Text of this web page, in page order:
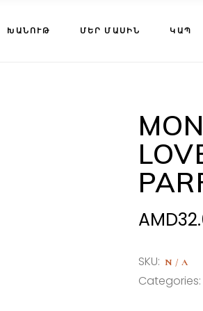
ԽԱՆՈՒԹ ՄԵՐ ՄԱՍԻՆ ԿԱՊ
AMD
SKU: N/A
Categories: